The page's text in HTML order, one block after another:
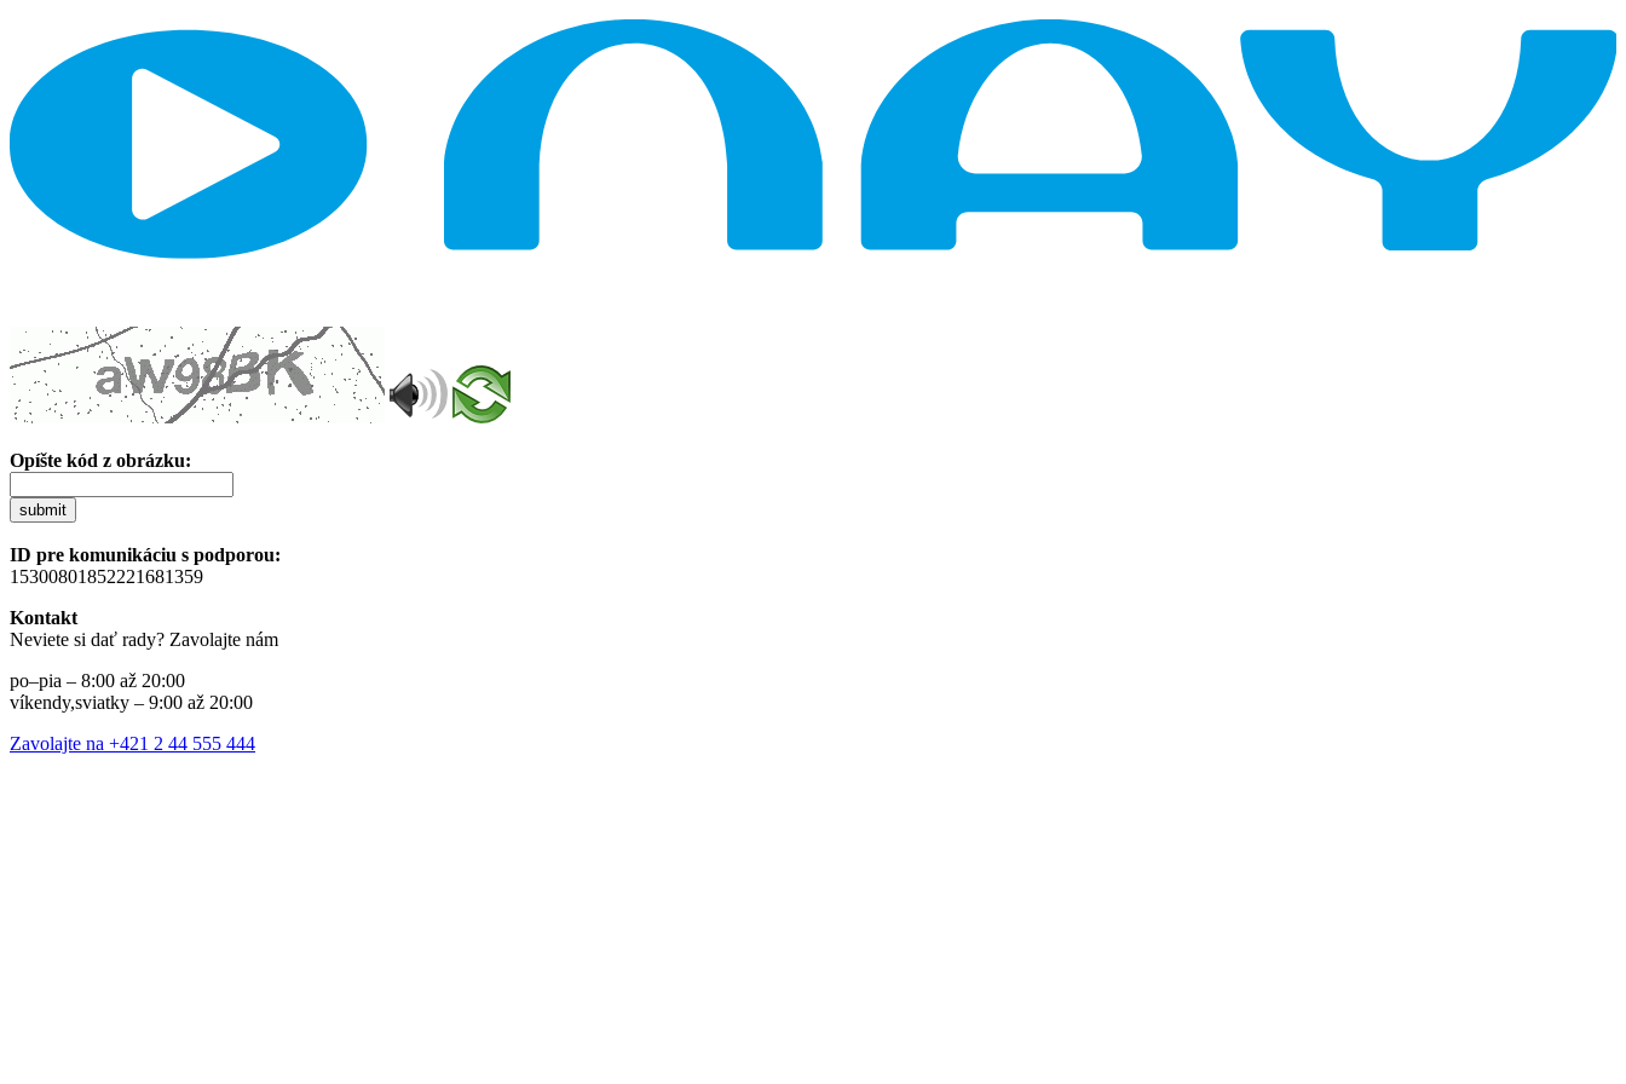
Opíšte kód z obrázku:
submit
ID pre komunikáciu s podporou:
15300801852221681359
Kontakt
Neviete si dať rady? Zavolajte nám
po–pia – 8:00 až 20:00
víkendy,sviatky – 9:00 až 20:00
Zavolajte na +421 2 44 555 444